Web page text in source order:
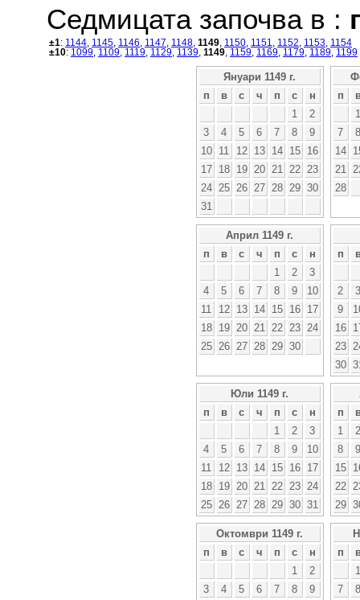
Седмицата започва в :
±1: 1144 1145 1146 1147 1148 1149 1150 1151 1152 1153 1154
±10: 1099 1109 1119 1129 1139 1149 1159 1169 1179 1189 1199
Януари 1149 г.
п
в с ч п с
н
1
2
3
4 5 6 7 8
9
10
11 12 13 14 15
16
17
18 19 20 21 22
23
24
25 26 27 28 29 30
31
п
1
7
8
14
21
28
Април 1149 г.
п
в с ч п с
н
1
2
3
4
5 6 7 8 9
10
11
12 13 14 15 16
17
18
19 20 21 22 23
24
25
26 27 28 29 30
п
2
3
9
16
23
30
Юли 1149 г.
п
в с ч п с
н
1
2
3
4
5 6 7 8 9
10
11
12 13 14 15 16
17
18
19 20 21 22 23
24
25
26 27 28 29 30 31
п
1
2
8
9
15
22
29
Октомври 1149 г.
п
в с ч п с
н
1
2
3
4 5 6 7 8
9
п
1
7
8